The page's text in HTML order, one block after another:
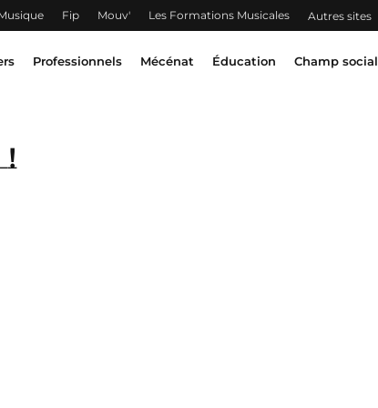
Fip Mouv' Les Formations Musicales Autres sites
Professionnels Mécénat Éducation Champ social